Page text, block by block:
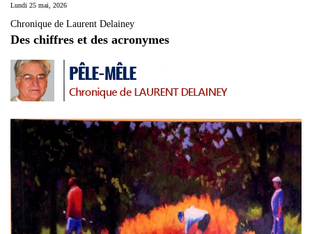
Lundi 25 mai, 2026
Chronique de Laurent Delainey
Des chiffres et des acronymes